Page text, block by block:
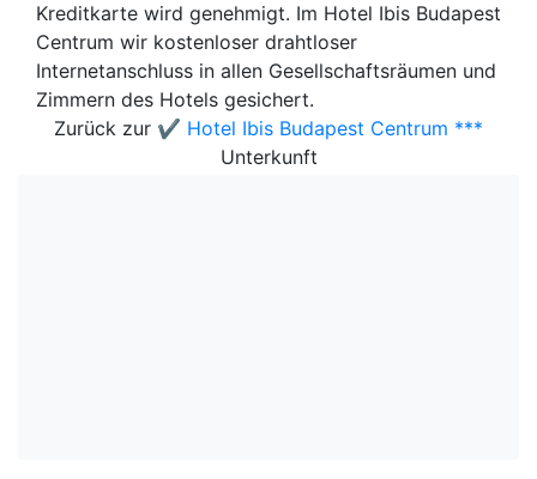
Kreditkarte wird genehmigt. Im Hotel Ibis Budapest
Centrum wir kostenloser drahtloser
Internetanschluss in allen Gesellschaftsräumen und
Zimmern des Hotels gesichert.
Zurück zur ✔️ Hotel Ibis Budapest Centrum ***
Unterkunft